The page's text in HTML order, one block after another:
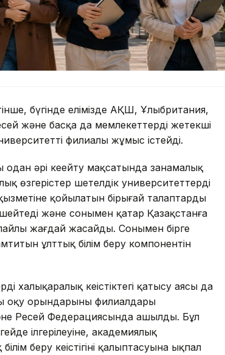
бүгінде елімізде АҚШ, Ұлыбритания,
және басқа да мемлекеттердің жетекші
филиалы жұмыс істейді.
әрі кеңейту мақсатында заңнамалық
өзгерістер шетелдік университеттердің
қойылатын бірыңғай талаптарды
және сонымен қатар Қазақстанға
жағдай жасайды. Сонымен бірге
ұлттық білім беру компонентін
халықаралық кеңістіктегі қатысу аясы да
оқу орындарының филиалдары
Ресей Федерациясында ашылды. Бұл
ілгерілеуіне, академиялық
беру кеңістігінің қалыптасуына ықпал